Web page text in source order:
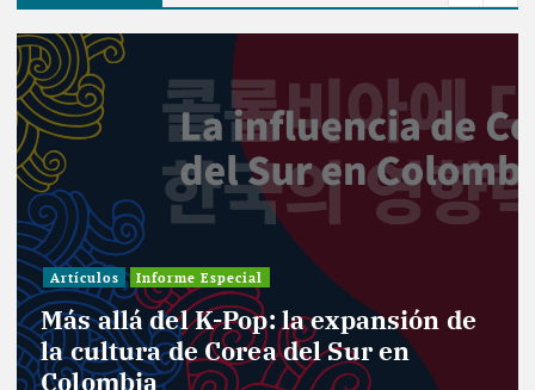
Especial
K-Pop: la expansión de
Corea del Sur en
Entre
el
nuevo